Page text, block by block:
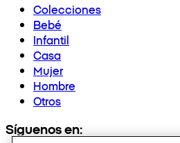
Colecciones
Bebé
Infantil
Casa
Mujer
Hombre
Otros
Síguenos en: